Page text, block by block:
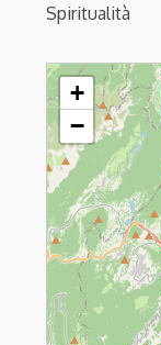
Spiritualità
Lunga notte delle
Cristiane
+
−